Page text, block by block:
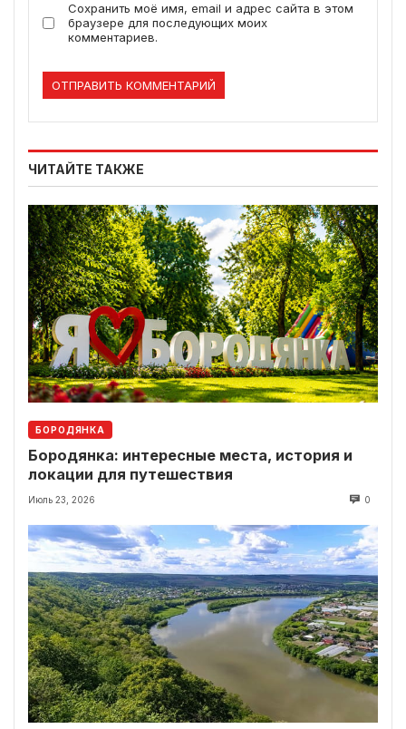
Сохранить моё имя, email и адрес сайта в этом
браузере для последующих моих
комментариев.
ЧИТАЙТЕ ТАКЖЕ
БОРОДЯНКА
Бородянка: интересные места, история и
локации для путешествия
Июль 23, 2026 0